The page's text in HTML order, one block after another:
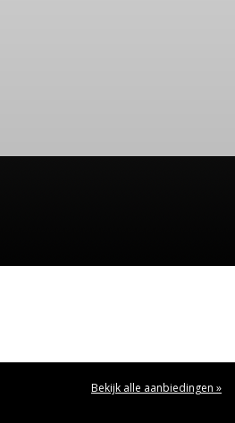
Bekijk alle aanbiedingen »